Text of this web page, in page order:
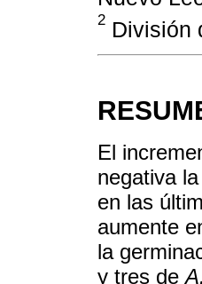
2 División
El
negativa
en las
aumente
la
y tres de